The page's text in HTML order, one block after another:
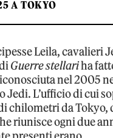
A TOKYO
Leila, cavalieri
Guerre stellariha
nel 2005
L’ufficio di cui
chilometri da Tokyo,
riunisce ogni due